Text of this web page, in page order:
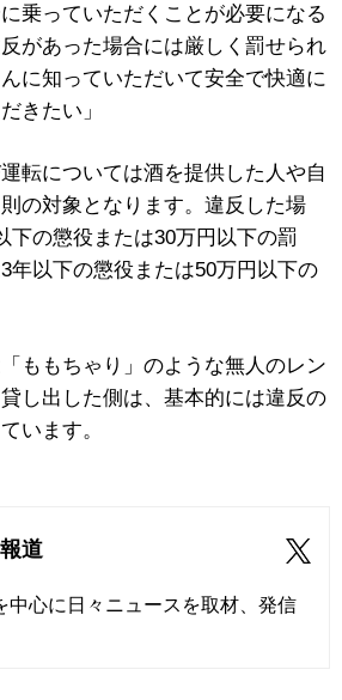
乗っていただくことが必要になる
があった場合には厳しく罰せられ
に知っていただいて安全で快適に
きたい」
転については酒を提供した人や自
の対象となります。違反した場
下の懲役または30万円以下の罰
年以下の懲役または50万円以下の
ももちゃり」のような無人のレン
し出した側は、基本的には違反の
います。
道
中心に日々ニュースを取材、発信